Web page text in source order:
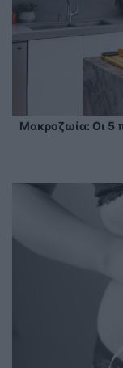
Mακροζωία: Οι 5